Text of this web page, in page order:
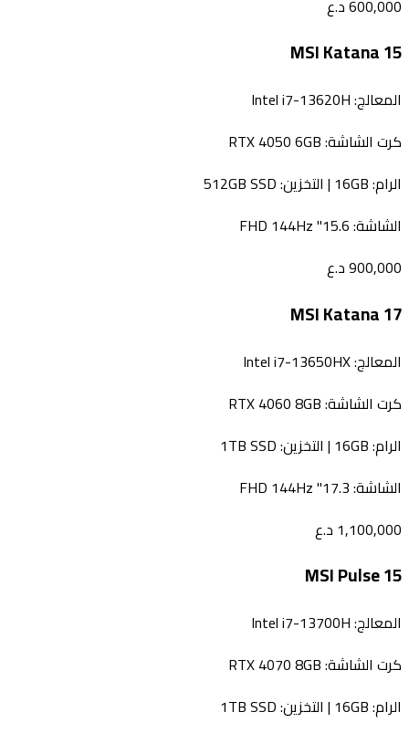
600,000د.ع
MSI Katana 15
المعالج:Intel i7-13620H
كرت الشاشة:RTX 4050 6GB
الرام:16GB | التخزين:512GB SSD
الشاشة:15.6" FHD 144Hz
900,000د.ع
MSI Katana 17
المعالج:Intel i7-13650HX
كرت الشاشة:RTX 4060 8GB
الرام:16GB | التخزين:1TB SSD
الشاشة:17.3" FHD 144Hz
1,100,000 د.ع
MSI Pulse 15
المعالج:Intel i7-13700H
كرت الشاشة:RTX 4070 8GB
الرام:16GB | التخزين:1TB SSD